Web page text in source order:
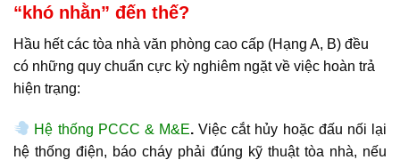
“khó nhằn” đến thế?
Hầu hết các tòa nhà văn phòng cao cấp (Hạng A, B) đều
có những quy chuẩn cực kỳ nghiêm ngặt về việc hoàn trả
hiện trạng:
Hệ thống PCCC & M&E.Việc cắt hủy hoặc đấu nối lại
hệ thống điện, báo cháy phải đúng kỹ thuật tòa nhà, nếu